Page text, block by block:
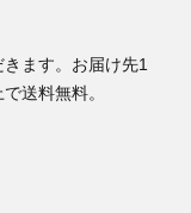
ます。お届け先1
送料無料。